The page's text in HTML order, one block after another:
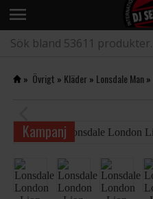
menu
» Övrigt » Kläder» Lonsdale Man»
Kampanj